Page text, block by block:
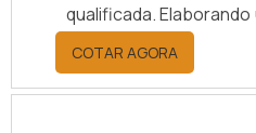
qualificada.
por meio da
descobrindo a melhor
mercado.Sim, aqui é
COTAR AGORA